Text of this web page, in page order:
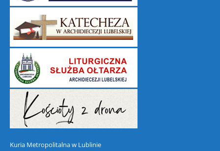
Kuria Metropolitalna w Lublinie